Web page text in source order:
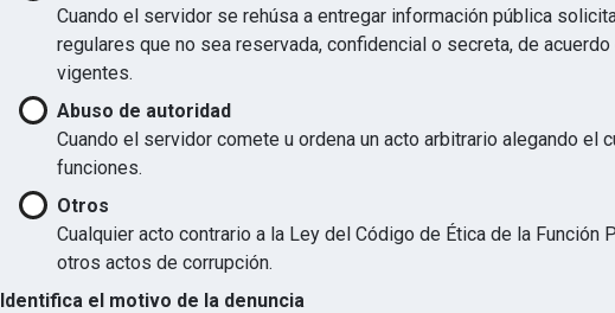
Cuando el servidor se rehúsa a entregar información pública
regulares que no sea reservada, confidencial o secreta, de
vigentes.
Abuso de autoridad
Cuando el servidor comete u ordena un acto arbitrario alegando el
funciones.
Otros
Cualquier acto contrario a la Ley del Código de Ética de la Función
otros actos de corrupción.
Identifica el motivo de la denuncia